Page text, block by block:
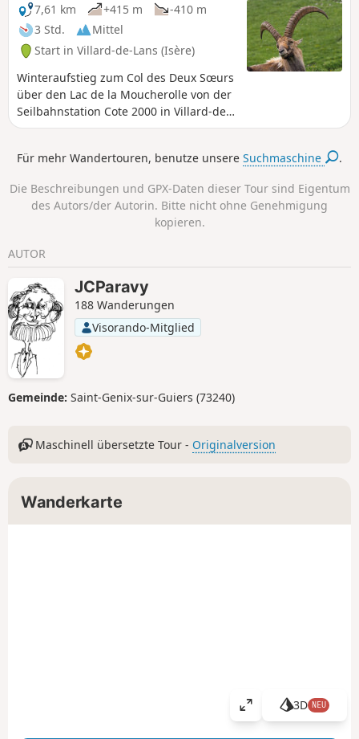
7,61 km
+415 m
-410 m
3 Std.
Mittel
Start in Villard-de-Lans (Isère)
Winteraufstieg zum Col des Deux Sœurs
über den Lac de la Moucherolle von der
Seilbahnstation Cote 2000 in Villard-de-
Lans. Auch im Sommer möglich.
Für mehr Wandertouren, benutze unsereSuchmaschine .
Die Beschreibungen und GPX-Daten dieser Tour sind Eigentum
des Autors/der Autorin. Bitte nicht ohne Genehmigung
kopieren.
AUTOR
JCParavy
188 Wanderungen
Visorando-Mitglied
Gemeinde: Saint-Genix-sur-Guiers (73240)
Maschinell übersetzte Tour - Originalversion
Wanderkarte
K
3D NEU